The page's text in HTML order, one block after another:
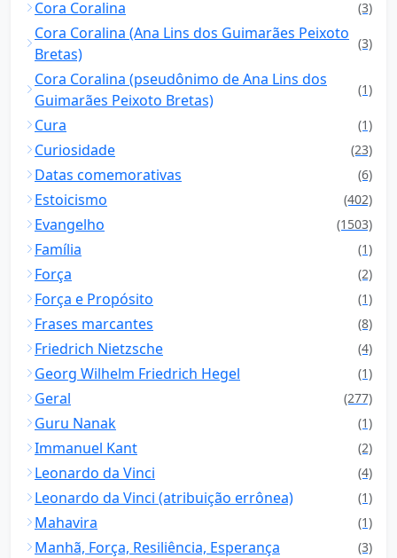
Cora Coralina (3)
Cora Coralina (Ana Lins dos Guimarães Peixoto
Bretas)
(3)
Cora Coralina (pseudônimo de Ana Lins dos
Guimarães Peixoto Bretas)
(1)
Cura (1)
Curiosidade (23)
Datas comemorativas (6)
Estoicismo (402)
Evangelho (1503)
Família (1)
Força (2)
Força e Propósito (1)
Frases marcantes (8)
Friedrich Nietzsche (4)
Georg Wilhelm Friedrich Hegel (1)
Geral (277)
Guru Nanak (1)
Immanuel Kant (2)
Leonardo da Vinci (4)
Leonardo da Vinci (atribuição errônea) (1)
Mahavira (1)
Manhã, Força, Resiliência, Esperança (3)